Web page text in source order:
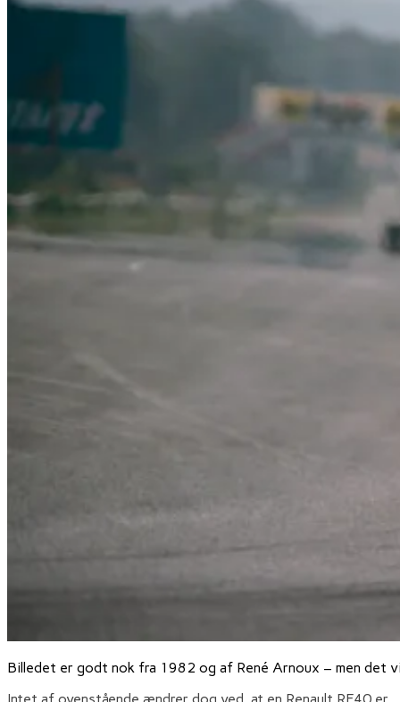
Billedet er godt nok fra 1982 og af René Arnoux – men det